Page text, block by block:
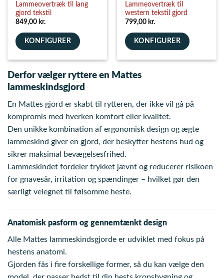
Lammeovertræk til lang
gjord tekstil
849,00 kr.
KONFIGURER
Lammeovertræk til
western tekstil gjord
799,00 kr.
KONFIGURER
Derfor vælger ryttere en Mattes
lammeskindsgjord
En Mattes gjord er skabt til rytteren, der ikke vil gå på
kompromis med hverken komfort eller kvalitet.
Den unikke kombination af ergonomisk design og ægte
lammeskind giver en gjord, der beskytter hestens hud og
sikrer maksimal bevægelsesfrihed.
Lammeskindet fordeler trykket jævnt og reducerer risikoen
for gnavesår, irritation og spændinger – hvilket gør den
særligt velegnet til følsomme heste.
Anatomisk pasform og gennemtænkt design
Alle Mattes lammeskindsgjorde er udviklet med fokus på
hestens anatomi.
Gjorden fås i fire forskellige former, så du kan vælge den